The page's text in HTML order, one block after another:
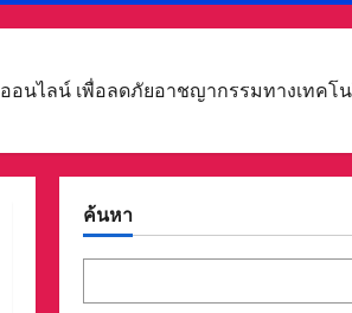
นไลน์ เพื่อลดภัยอาชญากรรมทางเทคโ
ค้นหา